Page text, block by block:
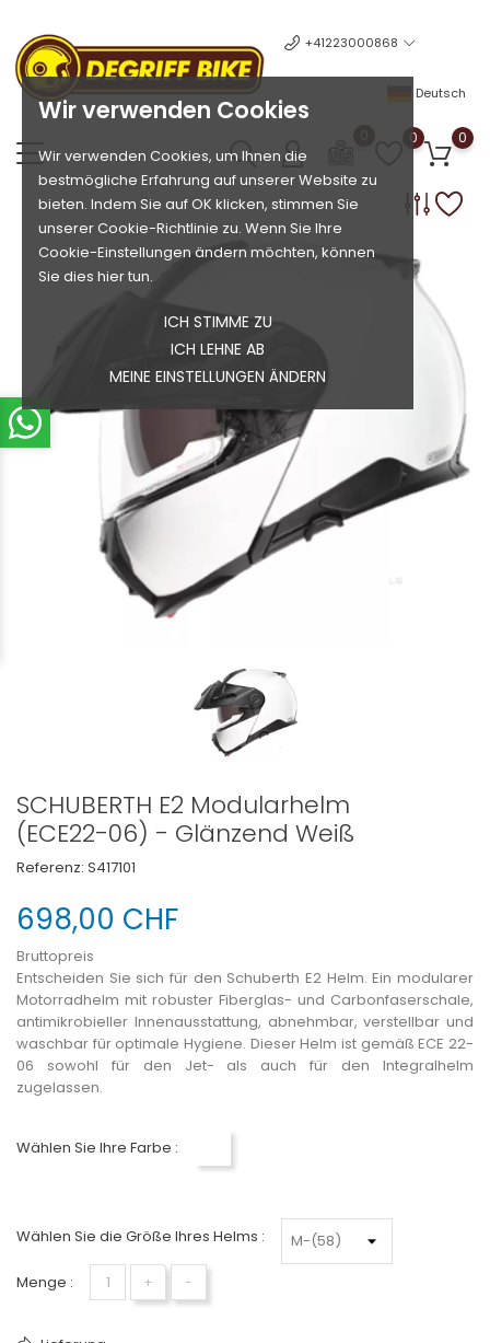
Wir verwenden Cookies
Wir verwenden Cookies, um Ihnen die
bestmögliche Erfahrung auf unserer Website zu
bieten. Indem Sie auf OK klicken, stimmen Sie
unserer Cookie-Richtlinie zu. Wenn Sie Ihre
Cookie-Einstellungen ändern möchten, können
Sie dies hier tun.
ICH STIMME ZU
ICH LEHNE AB
MEINE EINSTELLUNGEN ÄNDERN
+41223000868
Deutsch
0 0
SCHUBERTH E2 Modularhelm
(ECE22-06) - Glänzend Weiß
Referenz: S417101
698,00 CHF
Bruttopreis
Entscheiden Sie sich für den Schuberth E2 Helm. Ein modularer
Motorradhelm mit robuster Fiberglas- und Carbonfaserschale,
antimikrobieller Innenausstattung, abnehmbar, verstellbar und
waschbar für optimale Hygiene. Dieser Helm ist gemäß ECE 22-
06 sowohl für den Jet- als auch für den Integralhelm
zugelassen.
Wählen Sie Ihre Farbe :
Wählen Sie die Größe Ihres Helms :
Menge : + −